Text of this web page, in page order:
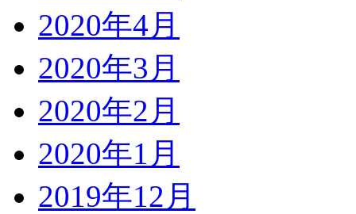
2020年4月
2020年3月
2020年2月
2020年1月
2019年12月